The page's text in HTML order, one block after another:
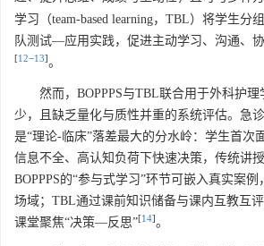
学习（team-based learning，TBL）将学生分
队测试—应用实践，促进主动学习、沟通、
[12−13]。
然而，BOPPPS与TBL联合用于外科护
少，且缺乏量化与质性并重的系统评估。急
是“理论-临床”落差最大的分水岭：学生首次
信息不全、高认知负荷下快速决策，传统讲
BOPPPS的“参与式学习”环节可嵌入真实案
场域；TBL通过课前知识储备与课内互教互
课堂聚焦“决策—反思”[14]。